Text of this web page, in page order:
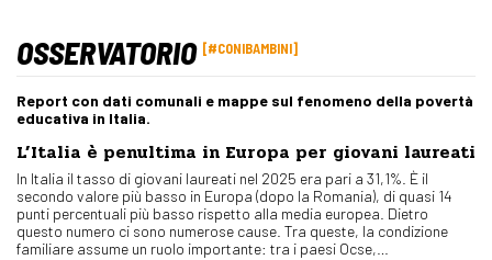
OSSERVATORIO #CONIBAMBINI
Report con dati comunali e mappe sul fenomeno della povertà
educativa in Italia.
L’Italia è penultima in Europa per giovani laureati
In Italia il tasso di giovani laureati nel 2025 era pari a 31,1%. È il
secondo valore più basso in Europa (dopo la Romania), di quasi 14
punti percentuali più basso rispetto alla media europea. Dietro
questo numero ci sono numerose cause. Tra queste, la condizione
familiare assume un ruolo importante: tra i paesi Ocse,…